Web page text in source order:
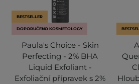
BESTSELLER
DOPORUČENO KOSMETOLOGY
Paula's Choice - Skin
Perfecting - 2% BHA
Liquid Exfoliant -
Exfoliační přípravek s 2%